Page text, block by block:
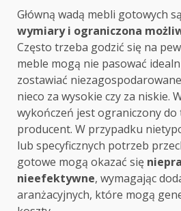
Główną wadą mebli gotowych są
wymiary i ograniczona
Często trzeba godzić się na
meble mogą nie pasować
zostawiać
nieco za wysokie czy za niskie.
wykończeń jest ograniczony
producent. W przypadku
lub specyficznych potrzeb
gotowe mogą okazać się
nieefektywne, wymagając
aranżacyjnych, które mogą